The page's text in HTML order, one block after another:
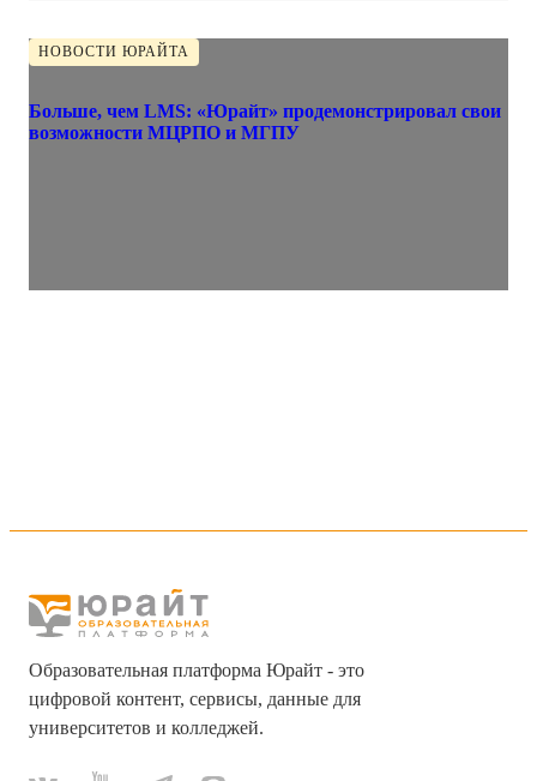
НОВОСТИ ЮРАЙТА
Больше, чем LMS: «Юрайт» продемонстрировал свои
возможности МЦРПО и МГПУ
Образовательная платформа Юрайт - это
цифровой контент, сервисы, данные для
университетов и колледжей.